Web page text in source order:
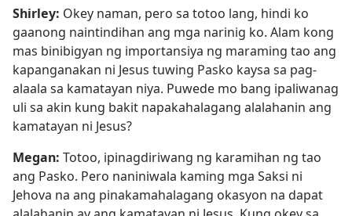
Shirley: Okey naman, pero sa totoo lang, hindi ko
gaanong naintindihan ang mga narinig ko. Alam kong
mas binibigyan ng importansiya ng maraming tao ang
kapanganakan ni Jesus tuwing Pasko kaysa sa pag-
alaala sa kamatayan niya. Puwede mo bang ipaliwanag
uli sa akin kung bakit napakahalagang alalahanin ang
kamatayan ni Jesus?
Megan: Totoo, ipinagdiriwang ng karamihan ng tao
ang Pasko. Pero naniniwala kaming mga Saksi ni
Jehova na ang pinakamahalagang okasyon na dapat